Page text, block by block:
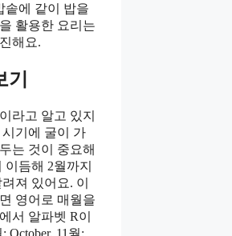
솥에 같이 밥을
활용한 요리는
해요.
라고 알고 있지
기에 굴이 가
는 것이 중요해
이듬해 2월까지
져 있어요. 이
영어로 매월을
서 알파벳 R이